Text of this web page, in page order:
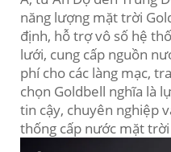
năng lượng mặt trời
định, hỗ trợ vô số hệ
lưới, cung cấp nguồn
phí cho các làng mạc,
chọn Goldbell nghĩa là
tin cậy, chuyên nghiệp
thống cấp nước mặt